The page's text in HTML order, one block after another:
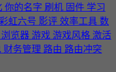
你的名字 刷机 固件 学习
彩虹六号 影评 效率工具 数
浏览器 游戏 游戏风格 激活
财务管理 路由 路由冲突